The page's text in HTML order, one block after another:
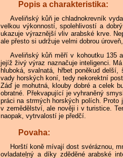
Popis a charakteristika:
Aveliňský kůň je chladnokrevník
velkou výkonností, spolehlivostí a
ukazuje výraznější vliv arabské krve.
ale přesto si udržuje velmi dobrou
Aveliňský kůň měří v kohoutku 135
jejíž živý výraz naznačuje inteligenci.
hluboká, svalnatá, hřbet poněkud
vady horských koní, tedy nekorektní
Záď je mohutná, klouby dobré a celek
obratné. Překvapující je vyhraněný
práci na strmých horských polích. Proto
v zemědělství, ale nověji i v turistice.
naopak, vytrvalostí je předčí.
Povaha:
Horští koně mívají dost svéráznou,
ovladatelný a díky zděděné arabské